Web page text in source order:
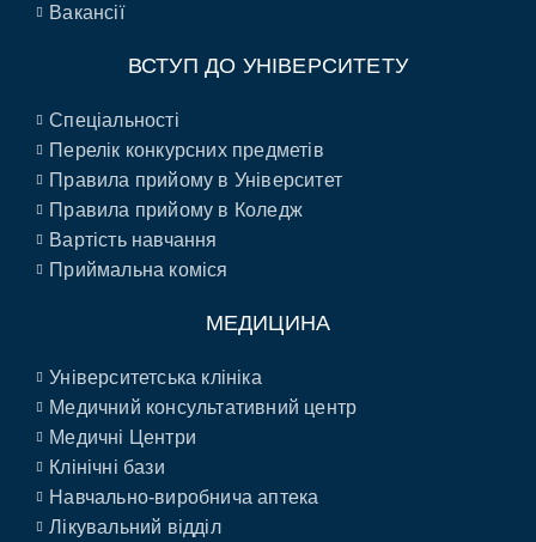
Вакансії
ВСТУП ДО УНІВЕРСИТЕТУ
Спеціальності
Перелік конкурсних предметів
Правила прийому в Університет
Правила прийому в Коледж
Вартість навчання
Приймальна коміся
МЕДИЦИНА
Університетська клініка
Медичний консультативний центр
Медичні Центри
Клінічні бази
Навчально-виробнича аптека
Лікувальний відділ